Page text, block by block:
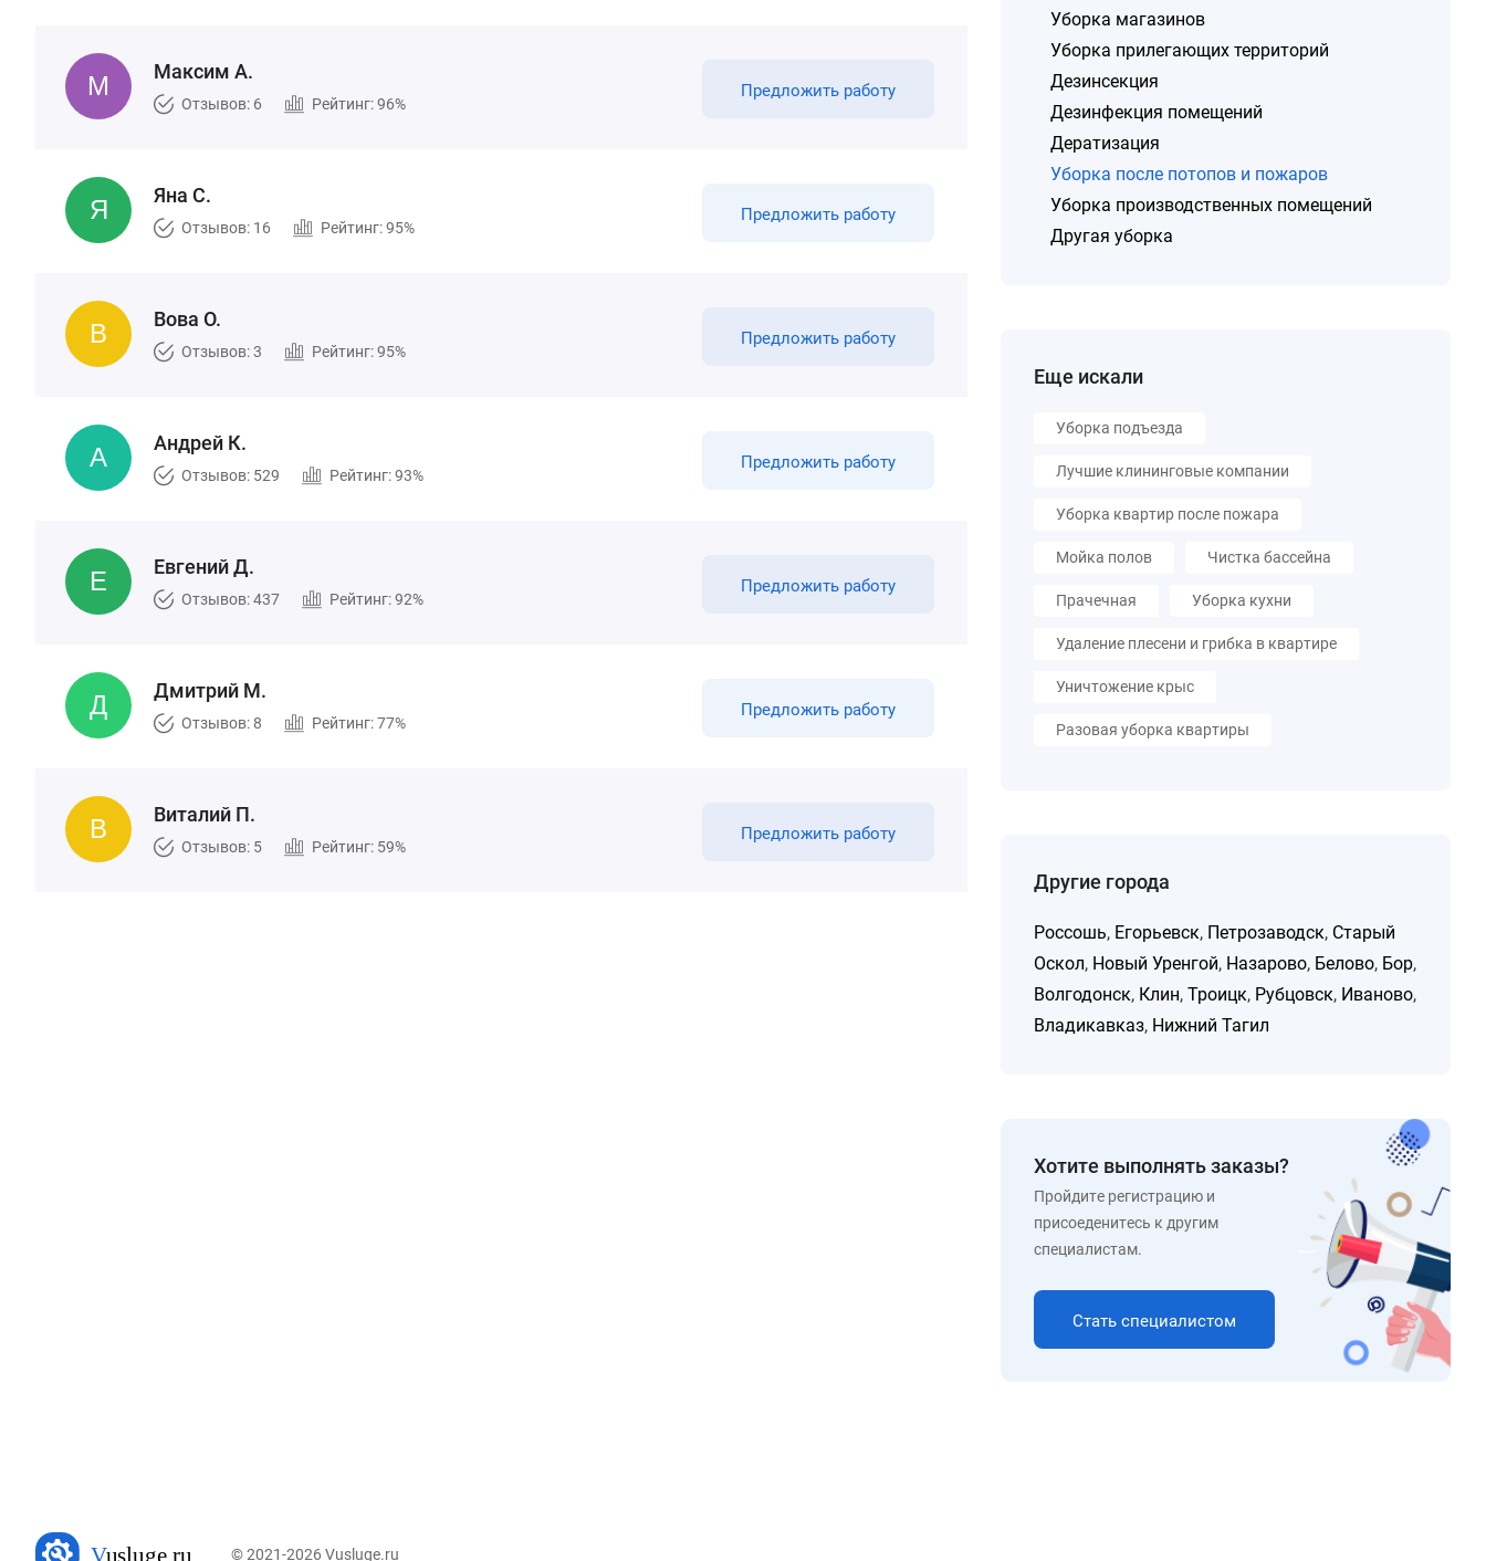
Максим А.
Отзывов: 6 Рейтинг: 96%
Предложить работу
Яна С.
Отзывов: 16 Рейтинг: 95%
Предложить работу
Вова О.
Отзывов: 3 Рейтинг: 95%
Предложить работу
Андрей К.
Отзывов: 529 Рейтинг: 93%
Предложить работу
Евгений Д.
Отзывов: 437 Рейтинг: 92%
Предложить работу
Дмитрий М.
Отзывов: 8 Рейтинг: 77%
Предложить работу
Виталий П.
Отзывов: 5 Рейтинг: 59%
Предложить работу
Уборка магазинов
Уборка прилегающих территорий
Дезинсекция
Дезинфекция помещений
Дератизация
Уборка после потопов и пожаров
Уборка производственных помещений
Другая уборка
Еще искали
Уборка подъезда
Лучшие клининговые компании
Уборка квартир после пожара
Мойка полов Чистка бассейна
Прачечная Уборка кухни
Удаление плесени и грибка в квартире
Уничтожение крыс
Разовая уборка квартиры
Другие города
Россошь, Егорьевск, Петрозаводск, Старый
Оскол, Новый Уренгой, Назарово, Белово, Бор,
Волгодонск, Клин,Троицк, Рубцовск, Иваново,
Владикавказ, Нижний Тагил
Хотите выполнять заказы?
Пройдите регистрацию и
присоеденитесь к другим
специалистам.
Стать специалистом
© 2021-2026 Vusluge.ru